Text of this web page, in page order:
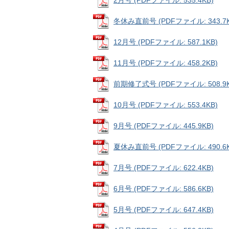
冬休み直前号 (PDFファイル:
12月号 (PDFファイル: 587.1KB)
11月号 (PDFファイル: 458.2KB)
前期修了式号 (PDFファイル:
10月号 (PDFファイル: 553.4KB)
9月号 (PDFファイル: 445.9KB)
夏休み直前号 (PDFファイル:
7月号 (PDFファイル: 622.4KB)
6月号 (PDFファイル: 586.6KB)
5月号 (PDFファイル: 647.4KB)